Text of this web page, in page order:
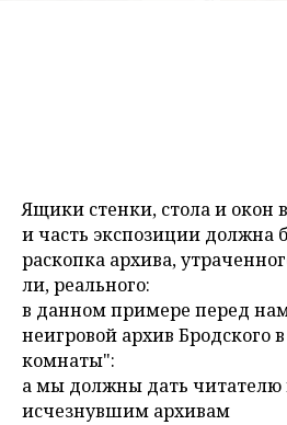
Ящики стенки, стола и окон
и часть экспозиции должна
раскопка архива,
ли, реального:
в данном примере перед
неигровой архив Бродского
комнаты":
а мы должны дать читателю
исчезнувшим архивам